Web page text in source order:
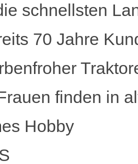
schnellsten
70 Jahre
finden in
Hobby